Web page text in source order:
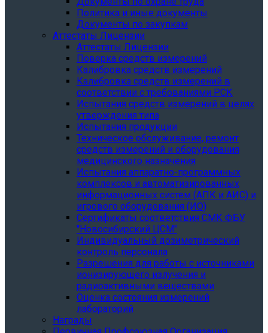
Политика и иные документы
Документы по закупкам
Аттестаты Лицензии
Аттестаты Лицензии
Поверка средств измерений
Калибровка средств измерений
Калибровка средств измерений в
соответствии с требованиями РСК
Испытания средств измерений в целях
утверждения типа
Испытания продукции
Техническое обслуживание, ремонт
средств измерений и оборудования
медицинского назначения
Испытания аппаратно-программных
комплексов и автоматизированных
информационных систем (АПК и АИС) и
игрового оборудования (ИО)
Сертификаты соответствия СМК ФБУ
"Новосибирский ЦСМ"
Индивидуальный дозиметрический
контроль персонала
Разрешения для работы с источниками
ионизирующего излучения и
радиоактивными веществами
Оценка состояния измерений
лабораторий
Награды